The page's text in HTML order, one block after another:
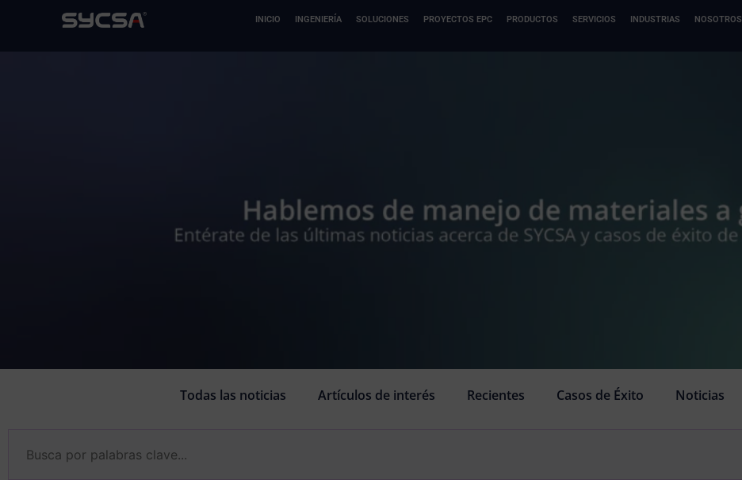
INICIO INGENIERÍA SOLUCIONES PROYECTOS EPC PRODUCTOS SERVICIOS INDUSTRIAS NOSOTROS
Todas las noticias Artículos de interés Recientes Casos de Éxito Noticias